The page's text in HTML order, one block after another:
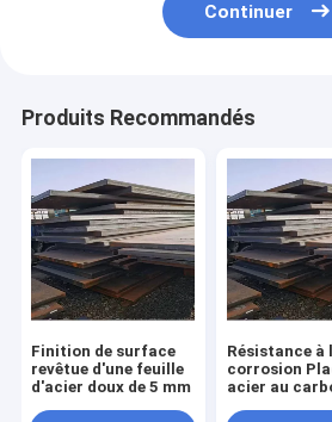
Continuer
Produits Recommandés
Finition de surface
revêtue d'une feuille
d'acier doux de 5 mm
Résistance à
corrosion
acier au